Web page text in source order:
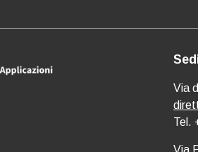
Via
Tel.
Via